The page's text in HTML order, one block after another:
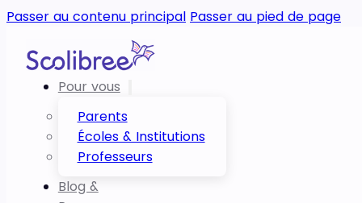
Passer au contenu principal Passer au pied de page
Pour vous
Parents
Écoles & Institutions
Professeurs
Blog &